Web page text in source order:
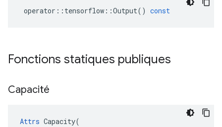
operator :: tensorflow ::Output() const
Fonctions statiques publiques
Capacité
Attrs Capacity(